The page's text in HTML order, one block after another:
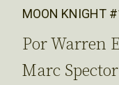
MOON KNIGHT
Por Warren
Marc